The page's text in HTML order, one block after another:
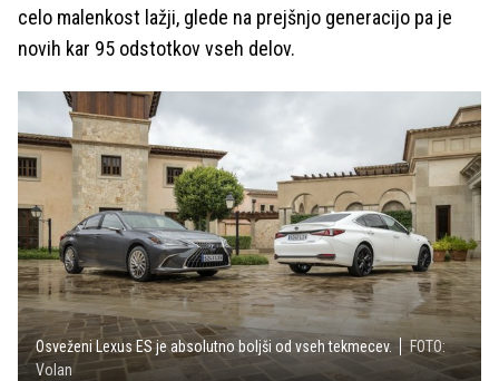
celo malenkost lažji, glede na prejšnjo generacijo pa je
novih kar 95 odstotkov vseh delov.
Osveženi Lexus ES je absolutno boljši od vseh tekmecev.
FOTO:
Volan